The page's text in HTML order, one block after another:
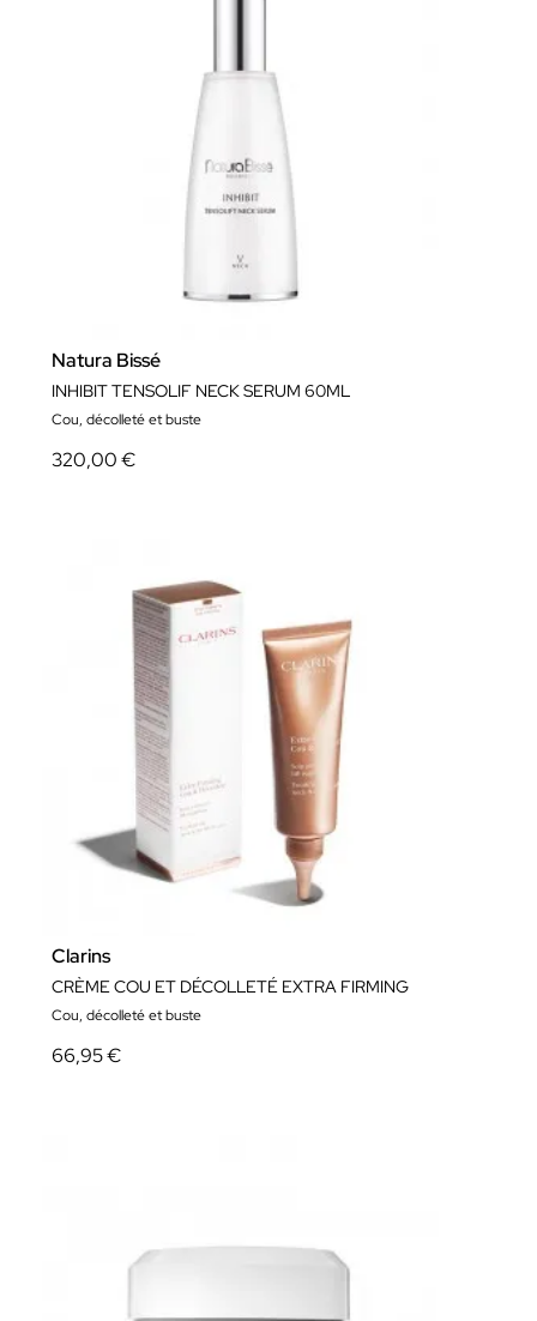
Natura Bissé
INHIBIT TENSOLIF NECK SERUM 60ML
Cou, décolleté et buste
320,00 €
Clarins
CRÈME COU ET DÉCOLLETÉ EXTRA FIRMING
Cou, décolleté et buste
66,95 €